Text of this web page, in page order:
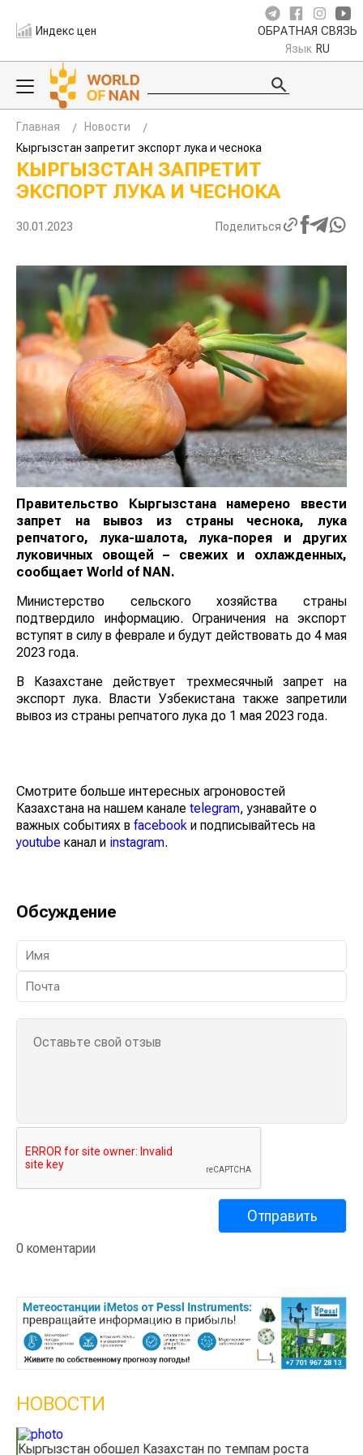
Индекс цен ОБРАТНАЯ СВЯЗЬ
Язык RU
Главная
Новости
Кыргызстан запретит экспорт лука и чеснока
КЫРГЫЗСТАН ЗАПРЕТИТ
ЭКСПОРТ ЛУКА И ЧЕСНОКА
30.01.2023 Поделиться
Правительство Кыргызстана намерено ввести
запрет на вывоз из страны чеснока, лука
репчатого, лука-шалота, лука-порея и других
луковичных овощей – свежих и охлажденных,
сообщает World of NAN.
Министерство сельского хозяйства страны
подтвердило информацию. Ограничения на экспорт
вступят в силу в феврале и будут действовать до 4 мая
2023 года.
В Казахстане действует трехмесячный запрет на
экспорт лука. Власти Узбекистана также запретили
вывоз из страны репчатого лука до 1 мая 2023 года.
Смотрите больше интересных агроновостей
Казахстана на нашем канале telegram, узнавайте о
важных событиях в facebook и подписывайтесь на
youtube канал и instagram.
Обсуждение
0 коментарии
НОВОСТИ
Кыргызстан обошел Казахстан по темпам роста